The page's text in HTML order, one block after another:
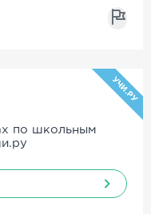
УЧИ.РУ
по школьным